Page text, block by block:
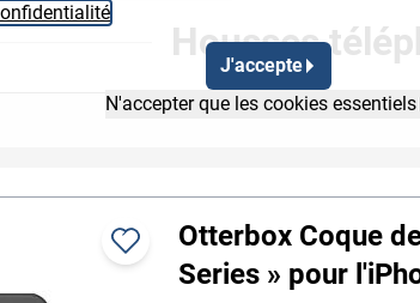
J'accepte
N'accepter que les cookies essentiels
Housses
Otterbox Coque
Series » pour